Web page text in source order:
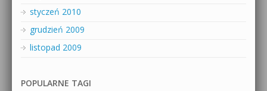
styczeń 2010
grudzień 2009
listopad 2009
POPULARNE TAGI